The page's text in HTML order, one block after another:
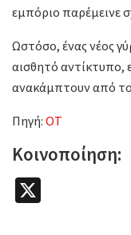
εμπόριο παρέμεινε
Ωστόσο, ένας νέος
αισθητό αντίκτυπο,
ανακάμπτουν από
Πηγή: ΟΤ
Κοινοποίηση: